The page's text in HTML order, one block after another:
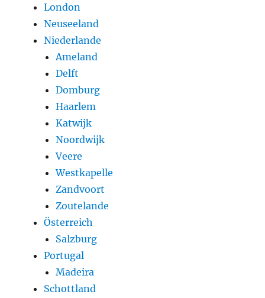
London
Neuseeland
Niederlande
Ameland
Delft
Domburg
Haarlem
Katwijk
Noordwijk
Veere
Westkapelle
Zandvoort
Zoutelande
Österreich
Salzburg
Portugal
Madeira
Schottland